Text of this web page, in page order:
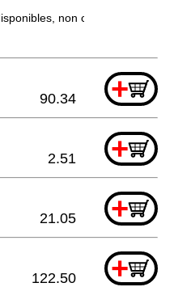
non commandable
+
90.34
+
2.51
+
21.05
+
122.50